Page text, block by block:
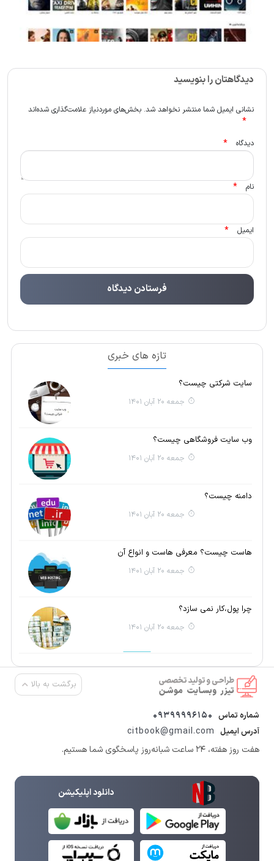
دیدگاهتان را بنویسید
نشانی ایمیل شما منتشر نخواهد شد. بخش‌های موردنیاز علامت‌گذاری شده‌اند
*
دیدگاه *
نام *
ایمیل *
تازه های خبری
سایت شرکتی چیست؟
جمعه 20 آبان 1401
وب سایت فروشگاهی چیست؟
جمعه 20 آبان 1401
دامنه چیست؟
جمعه 20 آبان 1401
هاست چیست؟ معرفی هاست و انواع آن
جمعه 20 آبان 1401
چرا پول،کار نمی سازد؟
جمعه 20 آبان 1401
برگشت به بالا
شماره تماس 09399996150
آدرس ایمیل citbook@gmail.com
هفت روز هفته، ۲۴ ساعت شبانه‌روز پاسخگوی شما هستیم.
دانلود اپلیکیشن